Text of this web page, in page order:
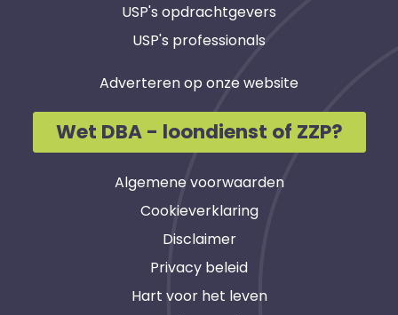
USP's opdrachtgevers
USP's professionals
Adverteren op onze website
Wet DBA - loondienst of ZZP?
Algemene voorwaarden
Cookieverklaring
Disclaimer
Privacy beleid
Hart voor het leven